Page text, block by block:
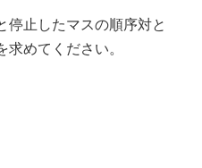
停止したマスの順序対と
めてください。